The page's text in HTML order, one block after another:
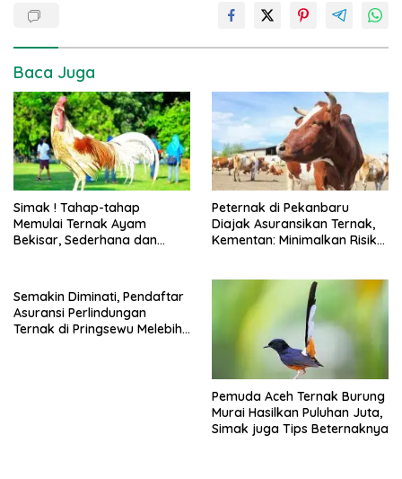
Baca Juga
Simak ! Tahap-tahap
Memulai Ternak Ayam
Bekisar, Sederhana dan
Peternak di Pekanbaru
Diajak Asuransikan Ternak,
Kementan: Minimalkan Risiko
Semakin Diminati, Pendaftar
Asuransi Perlindungan
Ternak di Pringsewu Melebihi
Pemuda Aceh Ternak Burung
Murai Hasilkan Puluhan Juta,
Simak juga Tips Beternaknya